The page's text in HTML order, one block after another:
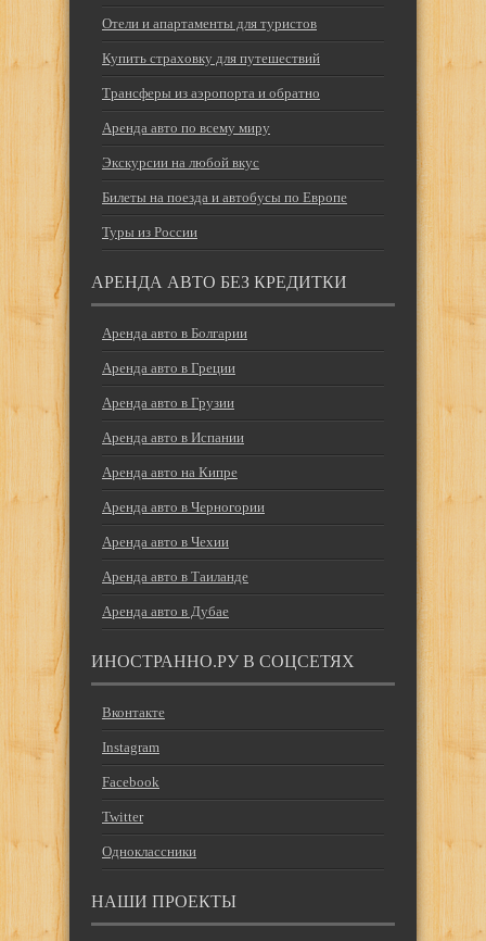
Отели и апартаменты для туристов
Купить страховку для путешествий
Трансферы из аэропорта и обратно
Аренда авто по всему миру
Экскурсии на любой вкус
Билеты на поезда и автобусы по Европе
Туры из России
АРЕНДА АВТО БЕЗ КРЕДИТКИ
Аренда авто в Болгарии
Аренда авто в Греции
Аренда авто в Грузии
Аренда авто в Испании
Аренда авто на Кипре
Аренда авто в Черногории
Аренда авто в Чехии
Аренда авто в Таиланде
Аренда авто в Дубае
ИНОСТРАННО.РУ В СОЦСЕТЯХ
Вконтакте
Instagram
Facebook
Twitter
Одноклассники
НАШИ ПРОЕКТЫ